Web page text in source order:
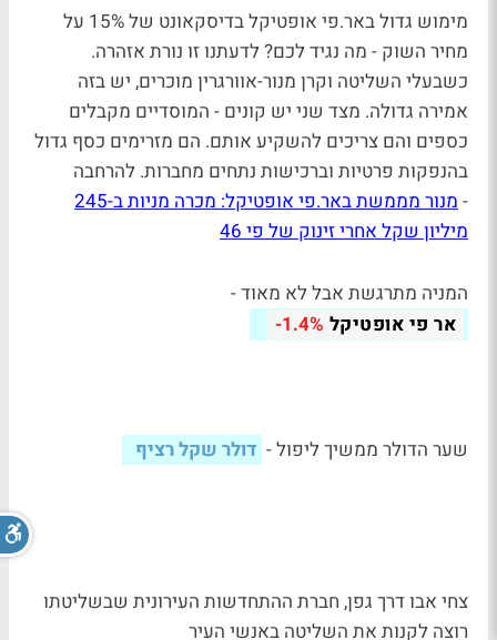
מימוש גדול באר.פי אופטיקל בדיסקאונט של 15% על
מחיר השוק - מה נגיד לכם? לדעתנו זו נורת אזהרה.
כשבעלי השליטה וקרן מנור-אוורגרין מוכרים, יש בזה
אמירה גדולה. מצד שני יש קונים - המוסדיים מקבלים
כספים והם צריכים להשקיע אותם. הם מזרימים כסף גדול
בהנפקות פרטיות וברכישות נתחים מחברות. להרחבה
-
מנור מממשת באר.פי אופטיקל: מכרה מניות ב-245
מיליון שקל אחרי זינוק של פי 46
המניה מתרגשת אבל לא מאוד -
אר פי אופטיקל -1.4%
שער הדולר ממשיך ליפול - דולר שקל רציף
צחי אבו דרך גפן, חברת ההתחדשות העירונית שבשליטתו
רוצה לקנות את השליטה באנשי העיר